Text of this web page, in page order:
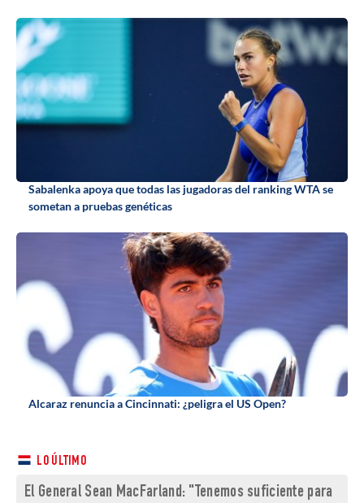
Sabalenka apoya que todas las jugadoras del ranking WTA se
sometan a pruebas genéticas
Alcaraz renuncia a Cincinnati: ¿peligra el US Open?
LO ÚLTIMO
El General Sean MacFarland: "Tenemos suficiente para